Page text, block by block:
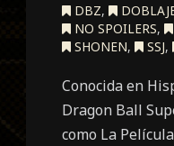
DBZ,
NO SPOILERS,
SHONEN, SSJ,
Conocida en
Dragon Ball
como La